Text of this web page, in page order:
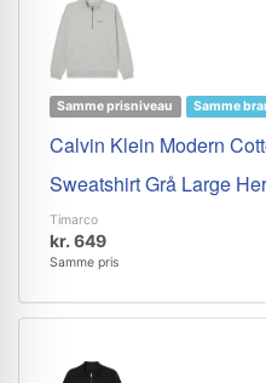
Samme prisniveau Samme
Calvin Klein Modern
Sweatshirt Grå Large
Timarco
kr. 649
Samme pris